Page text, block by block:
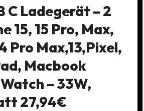
C Ladegerät – 2
15, 15 Pro, Max,
Pro Max,13,Pixel,
Macbook
– 33W,
27,94€